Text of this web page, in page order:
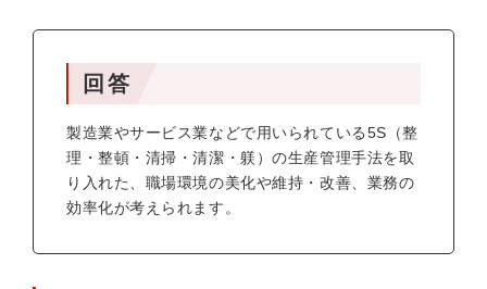
回答
製造業やサービス業などで用いられている5S（整
理・整頓・清掃・清潔・躾）の生産管理手法を取
り入れた、職場環境の美化や維持・改善、業務の
効率化が考えられます。